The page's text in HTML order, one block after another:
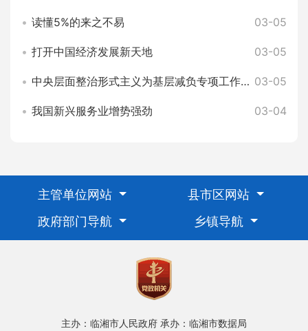
读懂5%的来之不易 03-05
打开中国经济发展新天地 03-05
中央层面整治形式主义为基层减负专项工作机制办公室 中央纪委办公厅公开通报3起整治形式主义为基层减负典型问题 03-05
我国新兴服务业增势强劲 03-04
主管单位网站
县市区网站
政府部门导航
乡镇导航
主办：临湘市人民政府 承办：临湘市数据局